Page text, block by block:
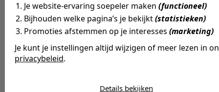
Je website-ervaring soepeler maken(functioneel)
Bijhouden welke pagina’s je bekijkt(statistieken)
Promoties afstemmen op je interesses(marketing)
Je kunt je instellingen altijd wijzigen of meer lezen in
privacybeleid.
Details bekijken
Print Job